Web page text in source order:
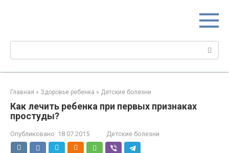
Поиск:
Главная » Здоровье ребенка » Детские болезни
Как лечить ребенка при первых признаках
простуды?
Опубликовано: 18.07.2015 Детские болезни